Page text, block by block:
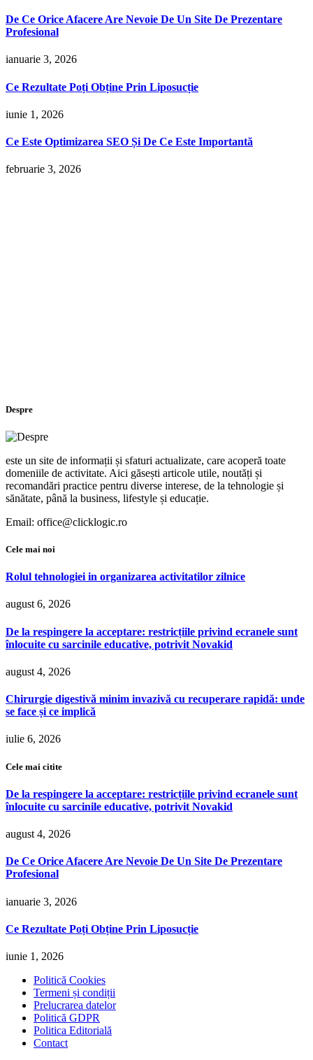
De Ce Orice Afacere Are Nevoie De Un Site De Prezentare
Profesional
ianuarie 3, 2026
Ce Rezultate Poți Obține Prin Liposucție
iunie 1, 2026
Ce Este Optimizarea SEO Și De Ce Este Importantă
februarie 3, 2026
Despre
este un site de informații și sfaturi actualizate, care acoperă toate
domeniile de activitate. Aici găsești articole utile, noutăți și
recomandări practice pentru diverse interese, de la tehnologie și
sănătate, până la business, lifestyle și educație.
Email: office@clicklogic.ro
Cele mai noi
Rolul tehnologiei in organizarea activitatilor zilnice
august 6, 2026
De la respingere la acceptare: restricțiile privind ecranele sunt
înlocuite cu sarcinile educative, potrivit Novakid
august 4, 2026
Chirurgie digestivă minim invazivă cu recuperare rapidă: unde
se face și ce implică
iulie 6, 2026
Cele mai citite
De la respingere la acceptare: restricțiile privind ecranele sunt
înlocuite cu sarcinile educative, potrivit Novakid
august 4, 2026
De Ce Orice Afacere Are Nevoie De Un Site De Prezentare
Profesional
ianuarie 3, 2026
Ce Rezultate Poți Obține Prin Liposucție
iunie 1, 2026
Politică Cookies
Termeni și condiții
Prelucrarea datelor
Politică GDPR
Politica Editorială
Contact